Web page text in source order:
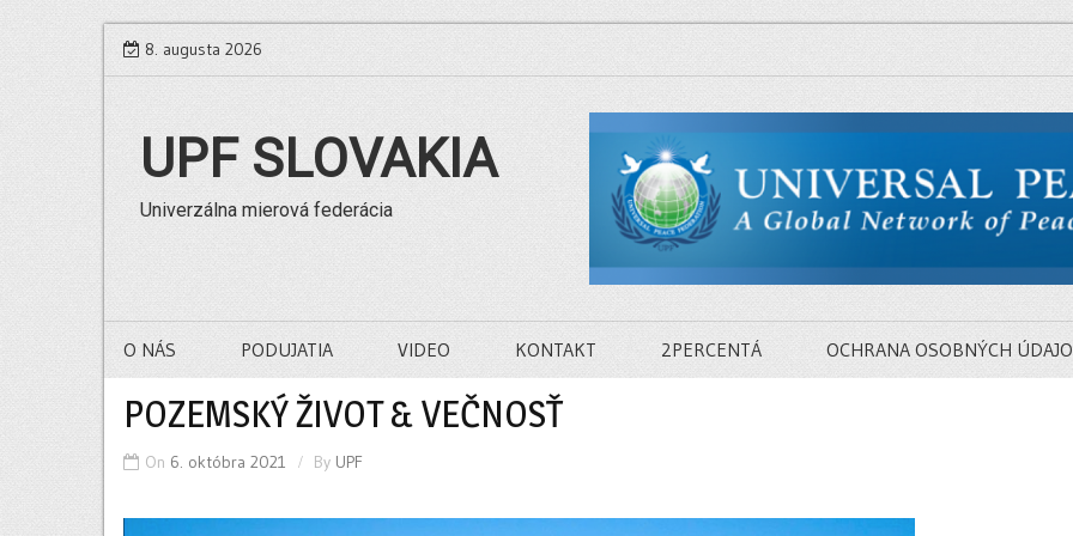
Skip
to
8. augusta 2026
UPF SLOVAKIA
Univerzálna mierová federácia
O NÁS PODUJATIA VIDEO KONTAKT 2PERCENTÁ OCHRANA OSOBNÝCH
POZEMSKÝ ŽIVOT & VEČNOSŤ
On 6. októbra 2021 By UPF